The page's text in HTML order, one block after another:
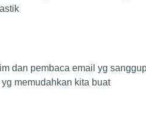
dan pembaca email yg
memudahkan kita buat